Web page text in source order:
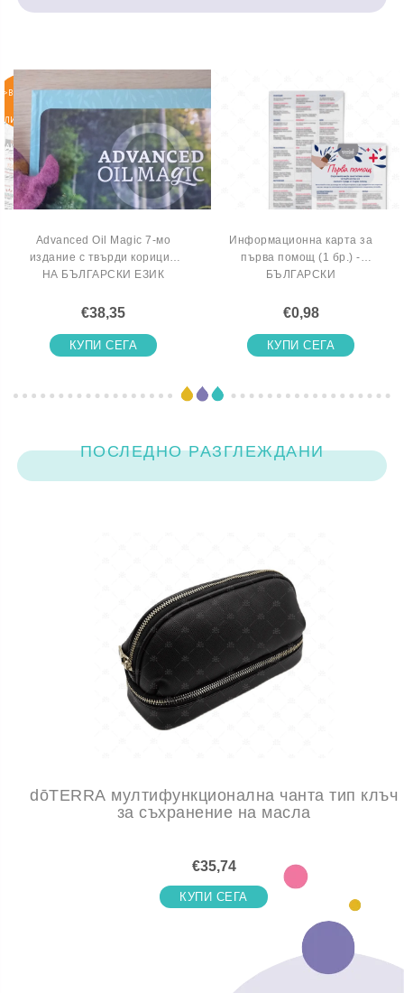
>ВКЛЮЧИ
ЛИСТАТА
ЧАКАЩИТЕ
Advanced Oil Magic 7-мо
издание с твърди корици -
НА БЪЛГАРСКИ ЕЗИК
€38,35
КУПИ СЕГА
Информационна карта за
първа помощ (1 бр.) -
БЪЛГАРСКИ
€0,98
КУПИ СЕГА
ПОСЛЕДНО РАЗГЛЕЖДАНИ
dōTERRA мултифункционална чанта тип клъч
за съхранение на масла
€35,74
КУПИ СЕГА